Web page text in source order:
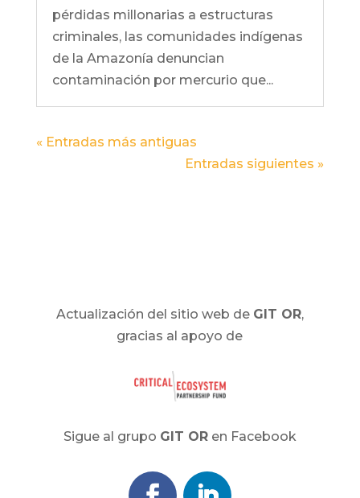
pérdidas millonarias a estructuras
criminales, las comunidades indígenas
de la Amazonía denuncian
contaminación por mercurio que...
« Entradas más antiguas
Entradas siguientes »
Actualización del sitio web de GIT OR,
gracias al apoyo de
Sigue al grupo GIT ORen Facebook